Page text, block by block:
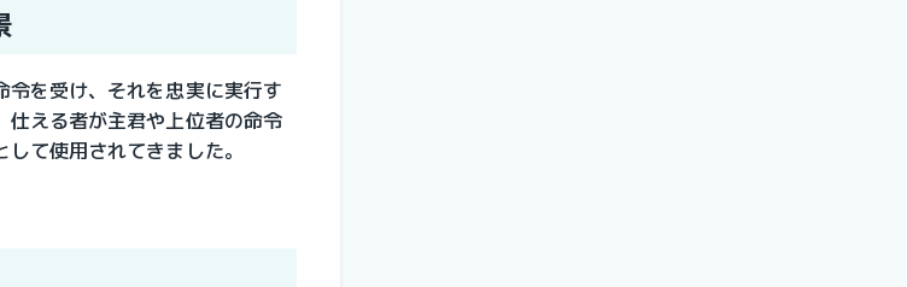
令を受け、それを忠実に実行す
仕える者が主君や上位者の命令
て使用されてきました。